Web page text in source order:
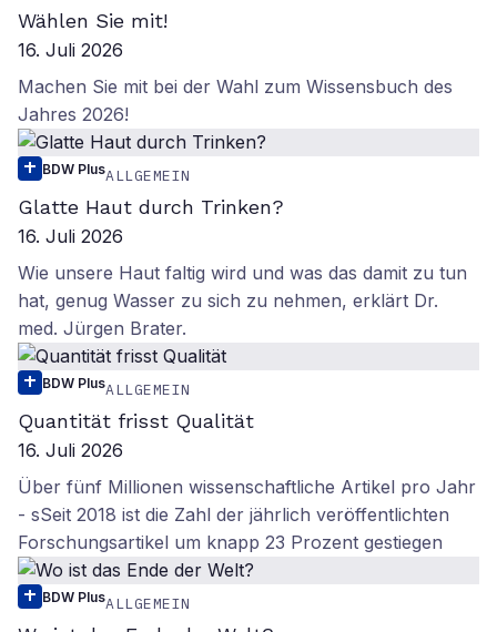
Wählen Sie mit!
16. Juli 2026
Machen Sie mit bei der Wahl zum Wissensbuch des
Jahres 2026!
BDW PlusALLGEMEIN
Glatte Haut durch Trinken?
16. Juli 2026
Wie unsere Haut faltig wird und was das damit zu tun
hat, genug Wasser zu sich zu nehmen, erklärt Dr.
med. Jürgen Brater.
BDW PlusALLGEMEIN
Quantität frisst Qualität
16. Juli 2026
Über fünf Millionen wissenschaftliche Artikel pro Jahr
- sSeit 2018 ist die Zahl der jährlich veröffentlichten
Forschungsartikel um knapp 23 Prozent gestiegen
BDW PlusALLGEMEIN